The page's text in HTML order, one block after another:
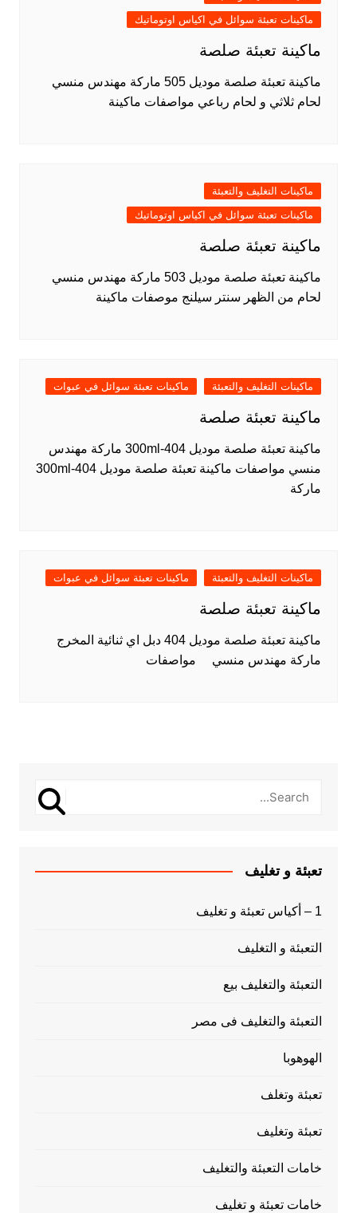
ماكينات تعبئة سوائل في اكياس اوتوماتيك
ماكينة تعبئة صلصة
ماكينة تعبئة صلصة موديل 505 ماركة مهندس منسي
لحام ثلاثي و لحام رباعي مواصفات ماكينة
ماكينات التغليف والتعبئة
ماكينات تعبئة سوائل في اكياس اوتوماتيك
ماكينة تعبئة صلصة
ماكينة تعبئة صلصة موديل 503 ماركة مهندس منسي
لحام من الظهر سنتر سيلنج موصفات ماكينة
ماكينات التغليف والتعبئة ماكينات تعبئة سوائل في عبوات
ماكينة تعبئة صلصة
ماكينة تعبئة صلصة موديل 404-300ml ماركة مهندس
منسي مواصفات ماكينة تعبئة صلصة موديل 404-300ml
ماركة
ماكينات التغليف والتعبئة ماكينات تعبئة سوائل في عبوات
ماكينة تعبئة صلصة
ماكينة تعبئة صلصة موديل 404 دبل اي ثنائية المخرج
ماركة مهندس منسي مواصفات
تعبئة و تغليف
1 – أكياس تعبئة و تغليف
التعبئة و التغليف
التعبئة والتغليف بيع
التعبئة والتغليف فى مصر
الهوهوبا
تعبئة وتغلف
تعبئة وتغليف
خامات التعبئة والتغليف
خامات تعبئة و تغليف